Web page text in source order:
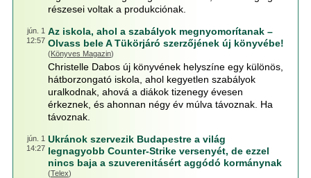
részesei voltak a produkciónak.
jún. 1
12:57
Az iskola, ahol a szabályok megnyomorítanak –
Olvass bele A Tükörjáró szerzőjének új könyvébe!
(Könyves Magazin)
Christelle Dabos új könyvének helyszíne egy különös,
hátborzongató iskola, ahol kegyetlen szabályok
uralkodnak, ahová a diákok tizenegy évesen
érkeznek, és ahonnan négy év múlva távoznak. Ha
távoznak.
jún. 1
14:27
Ukránok szervezik Budapestre a világ
legnagyobb Counter-Strike versenyét, de ezzel
nincs baja a szuverenitásért aggódó kormánynak
(Telex)